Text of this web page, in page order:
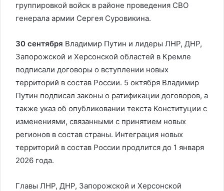
группировкой войск в районе проведения СВО
генерала армии Сергея Суровикина.
30 сентября Владимир Путин и лидеры ЛНР, ДНР,
Запорожской и Херсонской областей в Кремле
подписали договоры о вступлении новых
территорий в состав России. 5 октября Владимир
Путин подписал законы о ратификации договоров, а
также указ об опубликовании текста Конституции с
изменениями, связанными с принятием новых
регионов в состав страны. Интеграция новых
территорий в состав России продлится до 1 января
2026 года.
Главы ЛНР, ДНР, Запорожской и Херсонской